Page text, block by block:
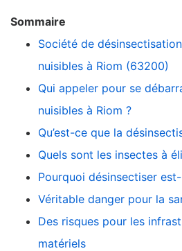
Sommaire
Société de
nuisibles à Riom (63200)
Qui appeler pour se
nuisibles à Riom ?
Qu’est-ce que la
Quels sont les insectes à
Pourquoi désinsectiser
Véritable danger pour la
Des risques pour les
matériels